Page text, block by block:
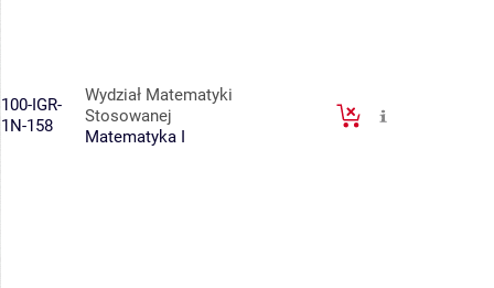
100-IGR-
1N-158
Wydział Matematyki
Stosowanej
Matematyka I